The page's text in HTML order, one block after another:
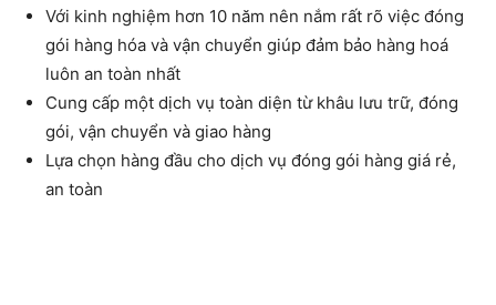
Với kinh nghiệm hơn 10 năm nên nắm rất rõ việc đóng
gói hàng hóa và vận chuyển giúp đảm bảo hàng hoá
luôn an toàn nhất
Cung cấp một dịch vụ toàn diện từ khâu lưu trữ, đóng
gói, vận chuyển và giao hàng
Lựa chọn hàng đầu cho dịch vụ đóng gói hàng giá rẻ,
an toàn